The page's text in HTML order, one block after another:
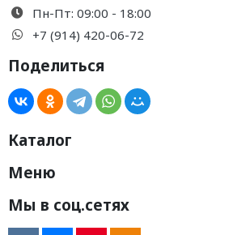
Пн-Пт: 09:00 - 18:00
+7 (914) 420-06-72
Поделиться
Каталог
Меню
Мы в соц.сетях